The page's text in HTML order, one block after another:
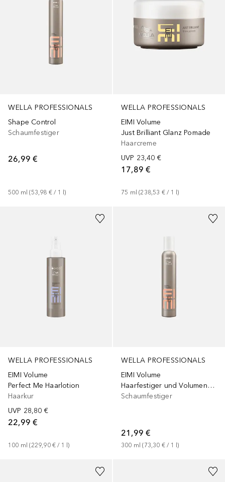
WELLA PROFESSIONALS
Shape Control
Schaumfestiger
26,99 €
500 ml (53,98 € / 1 l)
WELLA PROFESSIONALS
EIMI Volume
Just Brilliant Glanz Pomade
Haarcreme
UVP 23,40 €
17,89 €
75 ml (238,53 € / 1 l)
WELLA PROFESSIONALS
EIMI Volume
Perfect Me Haarlotion
Haarkur
UVP 28,80 €
22,99 €
100 ml (229,90 € / 1 l)
WELLA PROFESSIONALS
EIMI Volume
Haarfestiger und Volumengeber
Schaumfestiger
21,99 €
300 ml (73,30 € / 1 l)